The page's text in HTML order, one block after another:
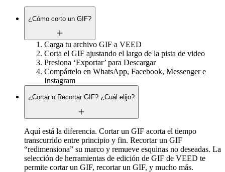
¿Cómo corto un GIF?
Carga tu archivo GIF a VEED
Corta el GIF ajustando el largo de la pista de video
Presiona ‘Exportar’ para Descargar
Compártelo en WhatsApp, Facebook, Messenger e
Instagram
¿Cortar o Recortar GIF? ¿Cuál elijo?
Aquí está la diferencia. Cortar un GIF acorta el tiempo
transcurrido entre principio y fin. Recortar un GIF
“redimensiona” su marco y remueve esquinas no deseadas. La
selección de herramientas de edición de GIF de VEED te
permite cortar un GIF, recortar un GIF, y mucho más.